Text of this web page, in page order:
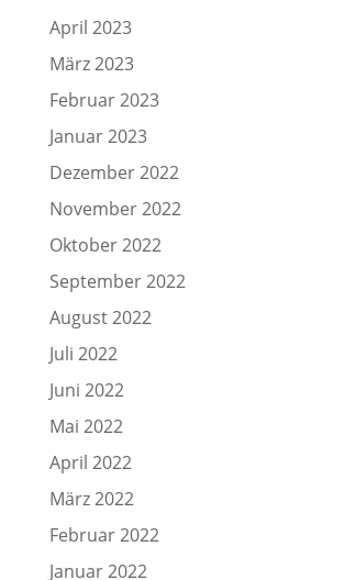
April 2023
März 2023
Februar 2023
Januar 2023
Dezember 2022
November 2022
Oktober 2022
September 2022
August 2022
Juli 2022
Juni 2022
Mai 2022
April 2022
März 2022
Februar 2022
Januar 2022